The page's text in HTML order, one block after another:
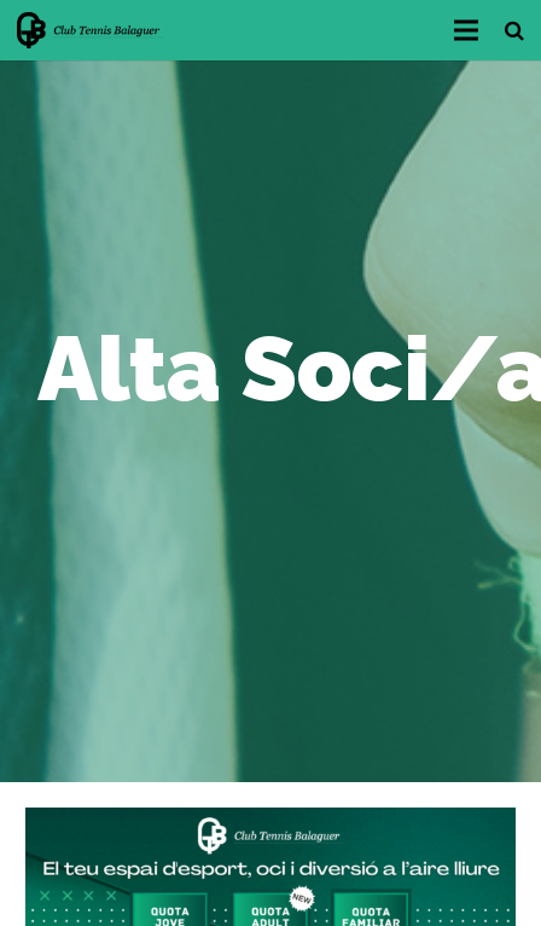
BAR-RESTAURANT
ÀREA ESPORTIVA
RESERVES
Alta Soci/